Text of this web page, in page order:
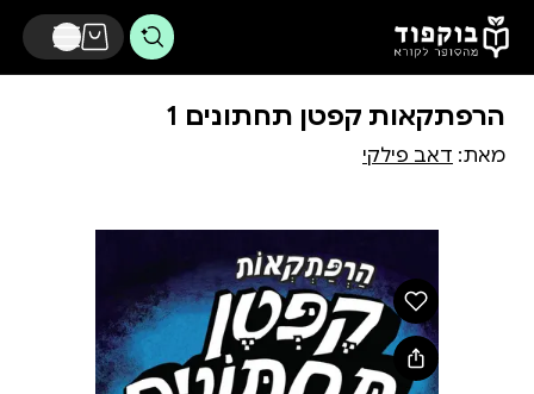
דלג לתוכן הראשי
הרפתקאות קפטן תחתונים 1
מאת: דאב פילקי